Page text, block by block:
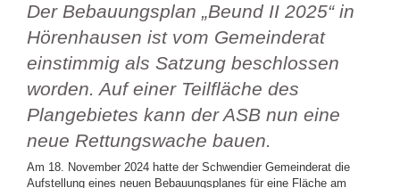
Der Bebauungsplan „Beund II 2025“ in
Hörenhausen ist vom Gemeinderat
einstimmig als Satzung beschlossen
worden. Auf einer Teilfläche des
Plangebietes kann der ASB nun eine
neue Rettungswache bauen.
Am 18. November 2024 hatte der Schwendier Gemeinderat die
Aufstellung eines neuen Bebauungsplanes für eine Fläche am